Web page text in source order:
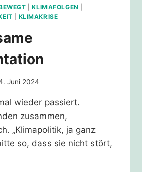
|KLIMAFOLGEN
KLIMAKRISE
Juni 2024
wieder passiert.
zusammen,
„Klimapolitik, ja ganz
so, dass sie nicht stört,